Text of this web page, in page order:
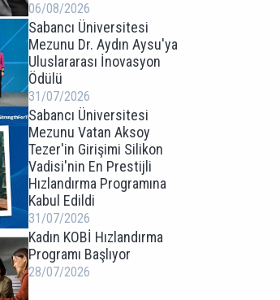
06/08/2026
Sabancı Üniversitesi
Mezunu Dr. Aydın Aysu'ya
Uluslararası İnovasyon
Ödülü
31/07/2026
Sabancı Üniversitesi
Mezunu Vatan Aksoy
Tezer'in Girişimi Silikon
Vadisi'nin En Prestijli
Hızlandırma Programına
Kabul Edildi
31/07/2026
Kadın KOBİ Hızlandırma
Programı Başlıyor
28/07/2026